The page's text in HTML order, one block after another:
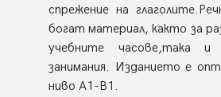
спрежение на
богат материал, както за
учебните часове,така и
занимания. Изданието е
ниво А1-В1.